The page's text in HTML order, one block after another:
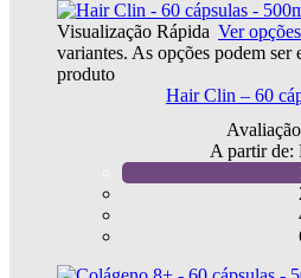
Visualização Rápida Ver opções
variantes. As opções podem ser
produto
Hair Clin – 60
Avaliação
A partir de: